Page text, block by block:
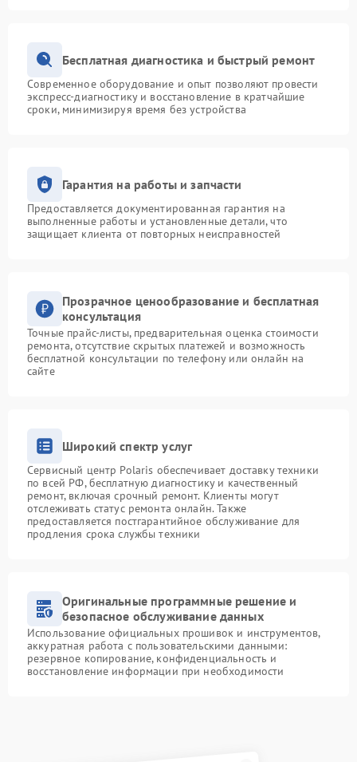
Бесплатная диагностика и быстрый ремонт
Современное оборудование и опыт позволяют провести
экспресс-диагностику и восстановление в кратчайшие
сроки, минимизируя время без устройства
Гарантия на работы и запчасти
Предоставляется документированная гарантия на
выполненные работы и установленные детали, что
защищает клиента от повторных неисправностей
Прозрачное ценообразование и бесплатная
консультация
Точные прайс-листы, предварительная оценка стоимости
ремонта, отсутствие скрытых платежей и возможность
бесплатной консультации по телефону или онлайн на
сайте
Широкий спектр услуг
Сервисный центр Polaris обеспечивает доставку техники
по всей РФ, бесплатную диагностику и качественный
ремонт, включая срочный ремонт. Клиенты могут
отслеживать статус ремонта онлайн. Также
предоставляется постгарантийное обслуживание для
продления срока службы техники
Оригинальные программные решение и
безопасное обслуживание данных
Использование официальных прошивок и инструментов,
аккуратная работа с пользовательскими данными:
резервное копирование, конфиденциальность и
восстановление информации при необходимости